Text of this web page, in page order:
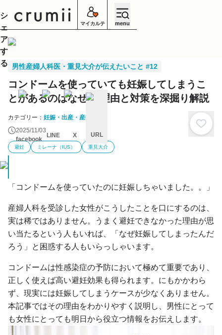
マイカルテ menu
男性産婦人科医・重見大介が伝えたいこと #12
コンドームを使っていても妊娠してしまうこ
とがあるのはなぜ？ 理由と対策を深掘り解説
カテゴリー： 妊娠・出産・産後
2025/11/03
避妊 ミレーナ（IUS） 重見大介
「コンドームを使っていたのに妊娠しちゃいました。。」
産婦人科を受診した女性がこうしたことを口にするのは、
実は稀ではありません。うまく避妊できなかった理由が思
い当たるという人もいれば、「なぜ妊娠してしまったんだ
ろう」と困惑する人もいらっしゃいます。
コンドームは性感染症の予防において極めて重要であり、
正しく使えば高い避妊効果も得られます。にもかかわら
ず、現実には妊娠してしまうケースが少なくありません。
本記事ではその理由をわかりやすく説明し、男性にとって
も女性にとっても明日から役立つ情報をお伝えします。
シ
ェ
ア
す
る
facebook
LINE X URL
キ
ン